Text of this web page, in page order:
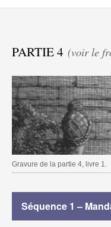
PARTIE 4 (voir le
Gravure de la partie 4, livre 1.
Séquence 1 –